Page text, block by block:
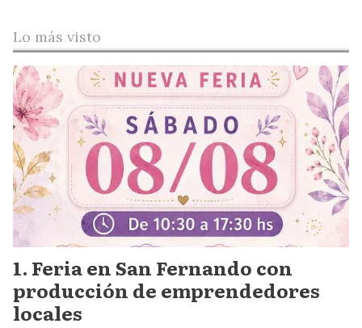
Lo más visto
Feria en San Fernando con
producción de emprendedores
locales